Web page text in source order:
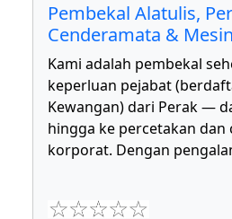
Pembekal Alatulis,
Cenderamata &
Kami adalah pembekal
keperluan pejabat
Kewangan) dari Perak —
hingga ke percetakan dan
korporat. Dengan